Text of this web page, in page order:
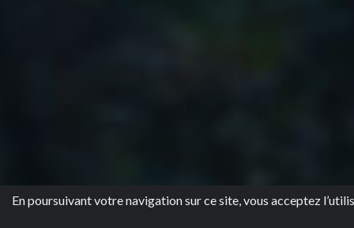
En poursuivant votre navigation sur ce site, vous acceptez